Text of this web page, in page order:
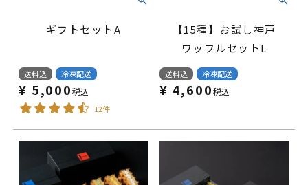
ギフトセットA
送料込 冷凍配送
¥ 5,000税込
12件
【15種】お試し神戸
ワッフルセットL
送料込 冷凍配送
¥ 4,600税込